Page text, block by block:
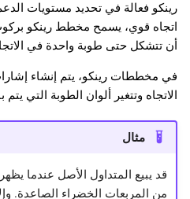
رينكو فعالة في تحديد مستويات
اتجاه قوي، يسمح مخطط رينكو
أن تتشكل حتى طوبة واحدة في
في مخططات رينكو، يتم إنشاء
الاتجاه وتتغير ألوان الطوبة التي يتم
مثال
قد يبيع المتداول الأصل عندما
من المربعات الخضراء الصاعدة.